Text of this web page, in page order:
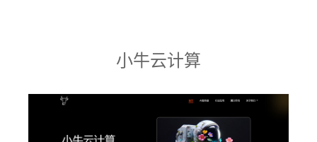
小牛云计算